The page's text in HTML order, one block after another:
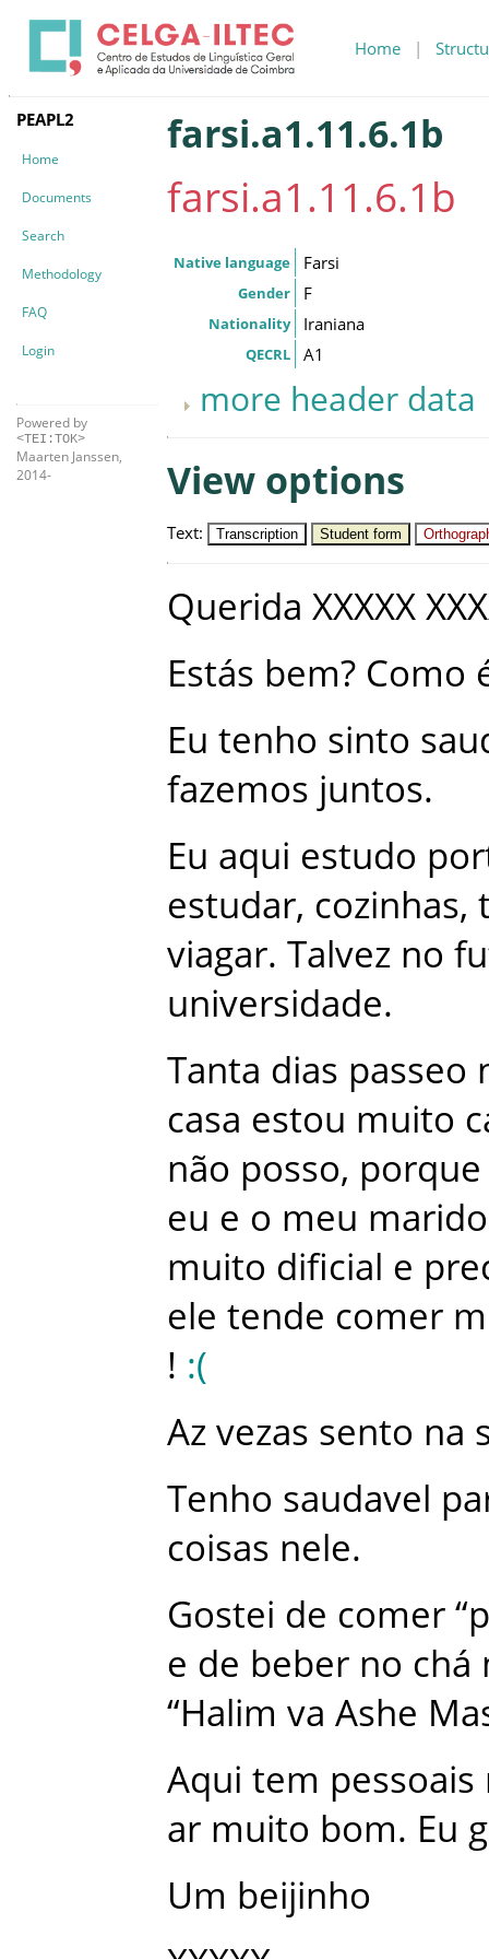
Home |
PEAPL2
Home
Documents
Search
Methodology
FAQ
Login
Powered by
<TEI:TOK>
Maarten Janssen,
2014-
farsi.a1.11.6.1b
farsi.a1.11.6.1b
Native language Farsi
Gender F
Nationality Iraniana
QECRL A1
more header data
View options
Text: Transcription Student form
Querida XXXXX
Estás bem? Como
Eu tenho sinto
fazemos juntos.
Eu aqui estudo
estudar, cozinhas,
viagar. Talvez no
universidade.
Tanta dias passeo
casa estou muito
não posso, porque
eu e o meu marido
muito dificial e
ele tende comer
! :(
Az vezas sento na
Tenho saudavel
coisas nele.
Gostei de comer “
e de beber no chá
“Halim va Ashe
Aqui tem pessoais
ar muito bom. Eu
Um beijinho